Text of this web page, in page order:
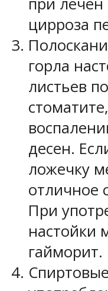
цирроза
горла
листьев
десен.
ложечку
отличное
При
настойки
гайморит.